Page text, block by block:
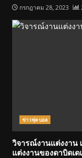
กรกฎาคม 28, 2023
ข่าวฟุตบอล
วิจารณ์งานแต่งงาน
แต่งงานของดาบิดเด